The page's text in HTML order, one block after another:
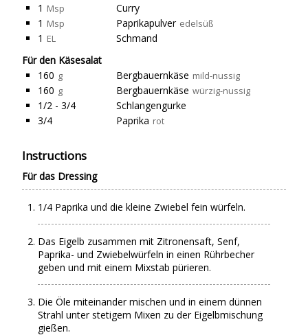
1 Msp
Curry
1 Msp Paprikapulver edelsüß
1 EL
Schmand
Für den Käsesalat
160 g Bergbauernkäse mild-nussig
160 g Bergbauernkäse würzig-nussig
1/2 - 3/4
Schlangengurke
3/4
Paprika rot
Instructions
Für das Dressing
1/4 Paprika und die kleine Zwiebel fein würfeln.
Das Eigelb zusammen mit Zitronensaft, Senf,
Paprika- und Zwiebelwürfeln in einen Rührbecher
geben und mit einem Mixstab pürieren.
Die Öle miteinander mischen und in einem dünnen
Strahl unter stetigem Mixen zu der Eigelbmischung
gießen.